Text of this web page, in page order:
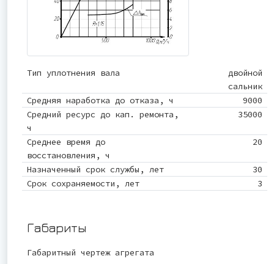
Тип уплотнения вала
двойной
сальник
Средняя наработка до отказа, ч
9000
Средний ресурс до кап. ремонта,
ч
35000
Среднее время до
восстановления, ч
20
Назначенный срок службы, лет
30
Срок сохраняемости, лет
3
Габариты
Габаритный чертеж агрегата